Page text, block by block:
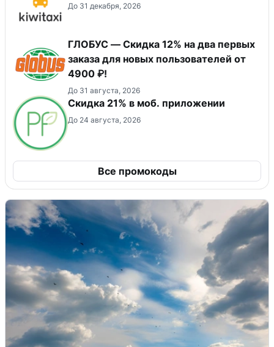
До 31 декабря, 2026
ГЛОБУС — Скидка 12% на два первых
заказа для новых пользователей от
4900 ₽!
До 31 августа, 2026
Скидка 21% в моб. приложении
До 24 августа, 2026
Все промокоды